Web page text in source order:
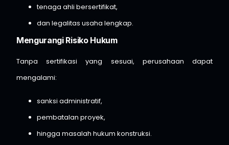
tenaga ahli bersertifikat,
dan legalitas usaha lengkap.
Mengurangi Risiko Hukum
Tanpa sertifikasi yang sesuai, perusahaan dapat
mengalami:
sanksi administratif,
pembatalan proyek,
hingga masalah hukum konstruksi.